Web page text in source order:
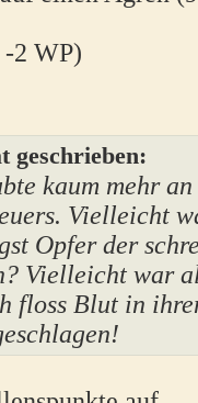
-2 WP)
geschrieben:
kaum mehr an
Vielleicht
Opfer der
Vielleicht war
floss Blut in